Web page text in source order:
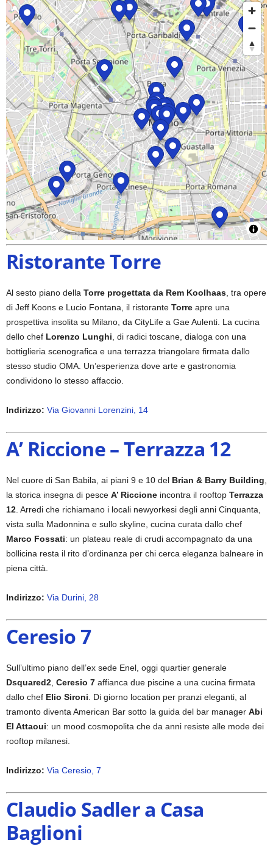
Ristorante Torre
Al sesto piano della Torre progettata da Rem Koolhaas , tra opere
di Jeff Koons e Lucio Fontana, il ristorante Torre apre una
prospettiva insolita su Milano, da CityLife a Gae Aulenti. La cucina
dello chef Lorenzo Lunghi , di radici toscane, dialoga con una
bottiglieria scenografica e una terrazza triangolare firmata dallo
stesso studio OMA. Un’esperienza dove arte e gastronomia
condividono lo stesso affaccio.
Indirizzo: Via Giovanni Lorenzini, 14
A’ Riccione – Terrazza 12
Nel cuore di San Babila, ai piani 9 e 10 del Brian & Barry Building
la storica insegna di pesce A’ Riccione incontra il rooftop Terrazza
12 . Arredi che richiamano i locali newyorkesi degli anni Cinquanta,
vista sulla Madonnina e sullo skyline, cucina curata dallo chef
Marco Fossati: un plateau reale di crudi accompagnato da una
bollicina resta il rito d’ordinanza per chi cerca eleganza balneare in
piena città.
Indirizzo: Via Durini, 28
Ceresio 7
Sull’ultimo piano dell’ex sede Enel, oggi quartier generale
Dsquared2 Ceresio 7 affianca due piscine a una cucina firmata
dallo chef Elio Sironi . Di giorno location per pranzi eleganti, al
tramonto diventa American Bar sotto la guida del bar manager Abi
El Attaoui: un mood cosmopolita che da anni resiste alle mode dei
rooftop milanesi.
Indirizzo: Via Ceresio, 7
Claudio Sadler a Casa
Baglioni